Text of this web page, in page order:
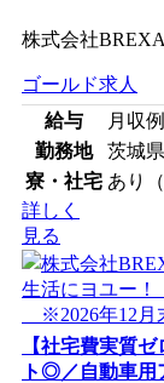
株式会社
ゴールド求人
給与
月収例
勤務地
茨城
寮・社宅 あり
詳しく
見る
【社宅費実質
ト◎／自動車用